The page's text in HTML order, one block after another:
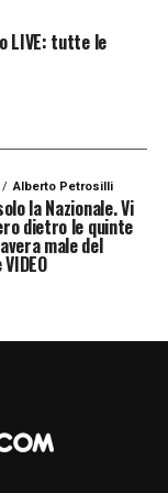
anche alla
LIVE: tutte le
Alberto Petrosilli
la Nazionale. Vi
dietro le quinte
male del